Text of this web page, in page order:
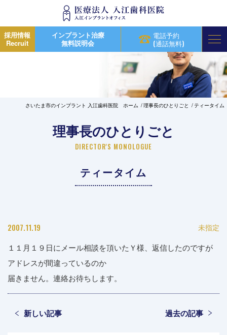
採用情報
Recruit
インプラント治療
無料説明会
電話予約
(通話無料)
さいたま市のインプラント 入江歯科医院 ホーム 理事長のひとりごと ティータイム
理事長のひとりごと
DIRECTOR'S MONOLOGUE
ティータイム
2007.11.19 未指定
１１月１９日にメール相談を頂いたＹ様、返信したのですが
アドレスが間違っているのか
届きません。連絡お待ちします。
新しい記事 過去の記事